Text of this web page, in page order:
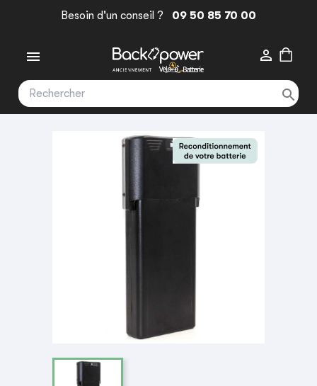
Besoin d'un conseil ? 09 50 85 70 00
 
